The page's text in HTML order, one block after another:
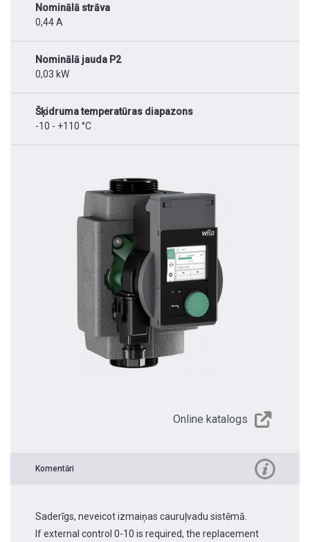
Nominālā strāva
0,44 A
Nominālā jauda P2
0,03 kW
Šķidruma temperatūras diapazons
-10 - +110 °C
Online katalogs
Komentāri
Saderīgs, neveicot izmaiņas cauruļvadu sistēmā.
If external control 0-10 is required, the replacement